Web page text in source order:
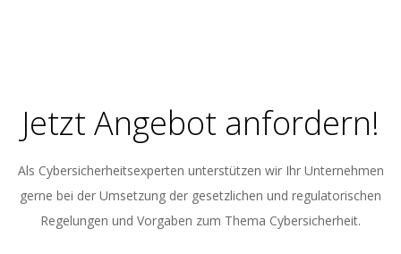
Jetzt Angebot anfordern!
Als Cybersicherheitsexperten unterstützen wir Ihr Unternehmen
gerne bei der Umsetzung der gesetzlichen und regulatorischen
Regelungen und Vorgaben zum Thema Cybersicherheit.